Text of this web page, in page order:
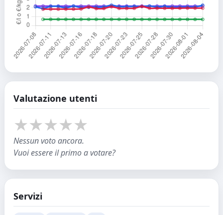
Valutazione utenti
★★★★★
Nessun voto ancora.
Vuoi essere il primo a votare?
Servizi